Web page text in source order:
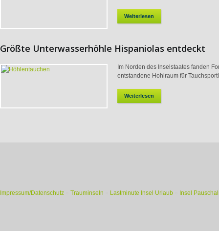
Weiterlesen
Größte Unterwasserhöhle Hispaniolas entdeckt
Im Norden des Inselstaates fanden
entstandene Hohlraum für
Weiterlesen
Impressum/Datenschutz Trauminseln Lastminute Insel Urlaub Insel